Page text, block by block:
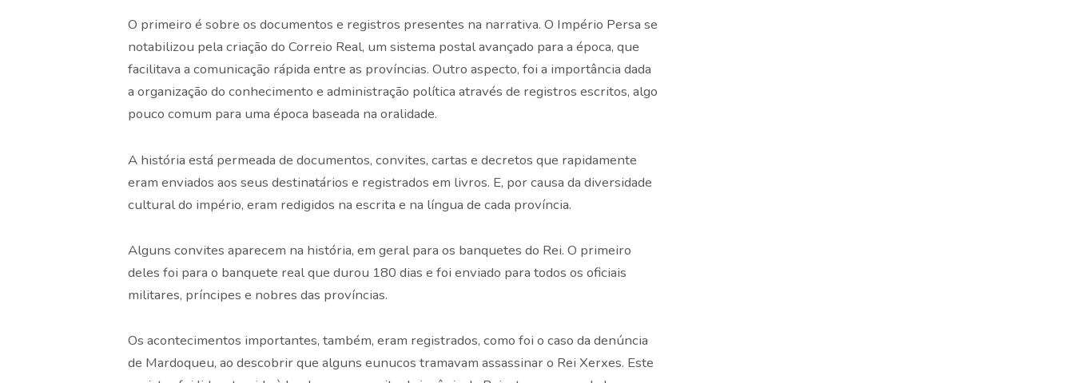
O primeiro é sobre os documentos e registros presentes na narrativa. O Império Persa se
notabilizou pela criação do Correio Real, um sistema postal avançado para a época, que
facilitava a comunicação rápida entre as províncias. Outro aspecto, foi a importância dada
a organização do conhecimento e administração política através de registros escritos, algo
pouco comum para uma época baseada na oralidade.
A história está permeada de documentos, convites, cartas e decretos que rapidamente
eram enviados aos seus destinatários e registrados em livros. E, por causa da diversidade
cultural do império, eram redigidos na escrita e na língua de cada província.
Alguns convites aparecem na história, em geral para os banquetes do Rei. O primeiro
deles foi para o banquete real que durou 180 dias e foi enviado para todos os oficiais
militares, príncipes e nobres das províncias.
Os acontecimentos importantes, também, eram registrados, como foi o caso da denúncia
de Mardoqueu, ao descobrir que alguns eunucos tramavam assassinar o Rei Xerxes. Este